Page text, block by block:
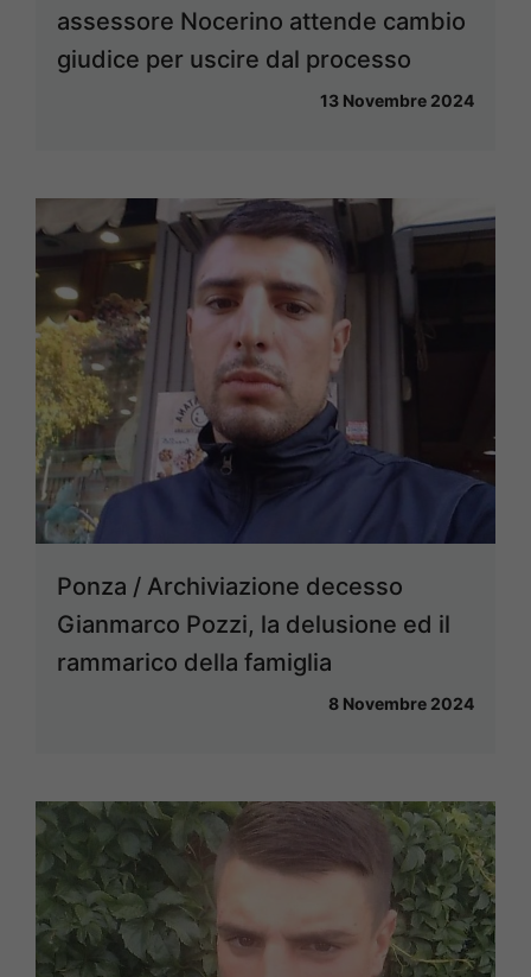
assessore Nocerino attende cambio
giudice per uscire dal processo
13 Novembre 2024
Ponza / Archiviazione decesso
Gianmarco Pozzi, la delusione ed il
rammarico della famiglia
8 Novembre 2024